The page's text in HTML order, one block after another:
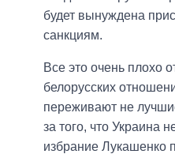
будет вынуждена
санкциям.
Все это очень плохо
белорусских
переживают не
за того, что Украина
избрание Лукашенко